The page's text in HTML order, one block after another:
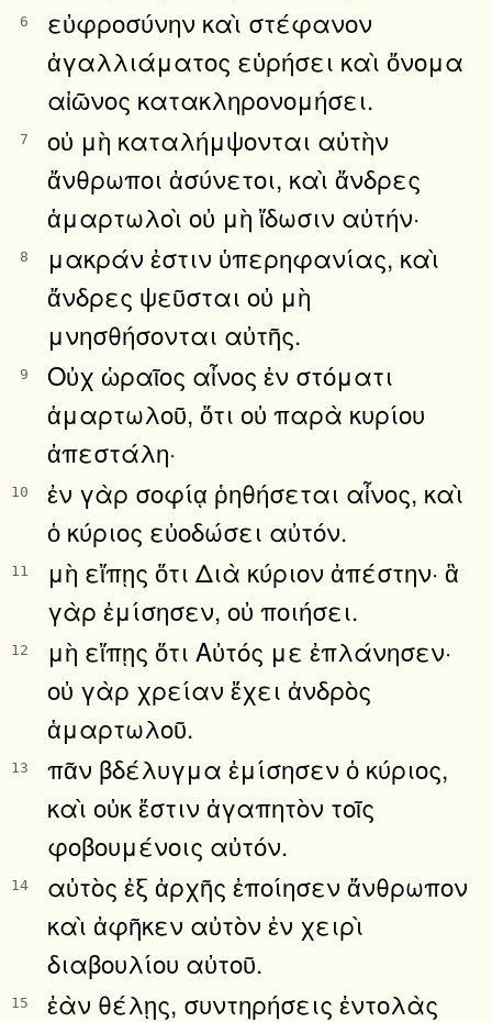
6
εὐφροσύνην καὶ στέφανον
ἀγαλλιάματος εὑρήσει καὶ ὄνομα
αἰῶνος κατακληρονομήσει.
7
οὐ μὴ καταλήμψονται αὐτὴν
ἄνθρωποι ἀσύνετοι, καὶ ἄνδρες
ἁμαρτωλοὶ οὐ μὴ ἴδωσιν αὐτήν·
8
μακράν ἐστιν ὑπερηφανίας, καὶ
ἄνδρες ψεῦσται οὐ μὴ
μνησθήσονται αὐτῆς.
9
Οὐχ ὡραῖος αἶνος ἐν στόματι
ἁμαρτωλοῦ, ὅτι οὐ παρὰ κυρίου
ἀπεστάλη·
10
ἐν γὰρ σοφίᾳ ῥηθήσεται αἶνος, καὶ
ὁ κύριος εὐοδώσει αὐτόν.
11
μὴ εἴπῃς ὅτι Διὰ κύριον ἀπέστην· ἃ
γὰρ ἐμίσησεν, οὐ ποιήσει.
12
μὴ εἴπῃς ὅτι Αὐτός με ἐπλάνησεν·
οὐ γὰρ χρείαν ἔχει ἀνδρὸς
ἁμαρτωλοῦ.
13
πᾶν βδέλυγμα ἐμίσησεν ὁ κύριος,
καὶ οὐκ ἔστιν ἀγαπητὸν τοῖς
φοβουμένοις αὐτόν.
14
αὐτὸς ἐξ ἀρχῆς ἐποίησεν ἄνθρωπον
καὶ ἀφῆκεν αὐτὸν ἐν χειρὶ
διαβουλίου αὐτοῦ.
15
ἐὰν θέλῃς, συντηρήσεις ἐντολὰς